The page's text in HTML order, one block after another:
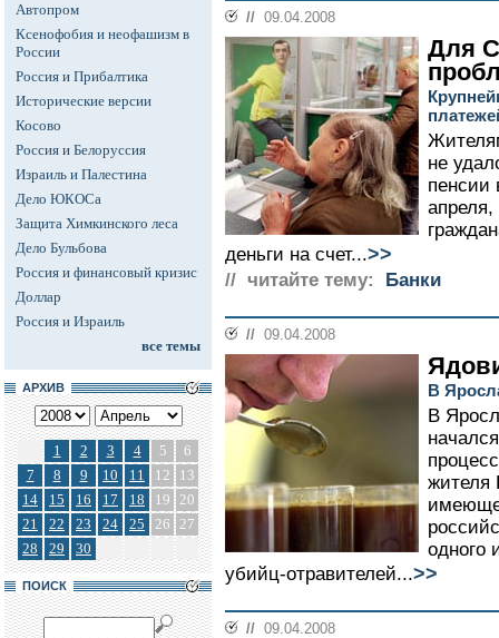
Автопром
Ксенофобия и неофашизм в
России
Россия и Прибалтика
Исторические версии
Косово
Россия и Белоруссия
Израиль и Палестина
Дело ЮКОСа
Защита Химкинского леса
Дело Бульбова
Россия и финансовый кризис
Доллар
Россия и Израиль
все темы
АРХИВ
1 2 3 4 5
6
7
8 9 10 11 12
13
14
15 16 17 18 19 20
21
22 23 24 25 26 27
28
29 30
ПОИСК
// 09.04.2008
Для
не
пенсии
апреля,
деньги на счет...>>
// читайте тему: Банки
// 09.04.2008
В
В
жителя
одного
убийц-отравителей...>>
// 09.04.2008